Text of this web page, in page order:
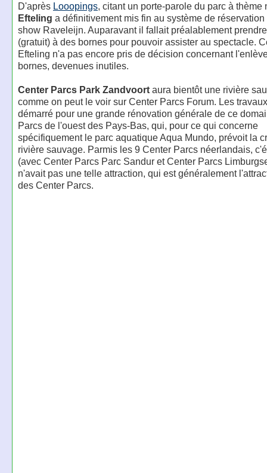
D'après Looopings, citant un porte-parole du parc à thème
Efteling a définitivement mis fin au système de réservation
show Raveleijn. Auparavant il fallait préalablement
(gratuit) à des bornes pour pouvoir assister au spectacle.
Efteling n'a pas encore pris de décision concernant
bornes, devenues inutiles.
Center Parcs Park Zandvoortaura bientôt une rivière
comme on peut le voir sur Center Parcs Forum. Les
démarré pour une grande rénovation générale de ce
Parcs de l'ouest des Pays-Bas, qui, pour ce qui concerne
spécifiquement le parc aquatique Aqua Mundo, prévoit la
rivière sauvage. Parmis les 9 Center Parcs néerlandais,
(avec Center Parcs Parc Sandur et Center Parcs
n'avait pas une telle attraction, qui est généralement
des Center Parcs.